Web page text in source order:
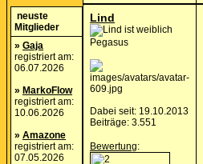
neuste
Mitglieder
» Gaja
registriert am:
06.07.2026
» MarkoFlow
registriert am:
10.06.2026
» Amazone
registriert am:
07.05.2026
Lind
Pegasus
Dabei seit: 19.10.2013
Beiträge: 3.551
Bewertung: